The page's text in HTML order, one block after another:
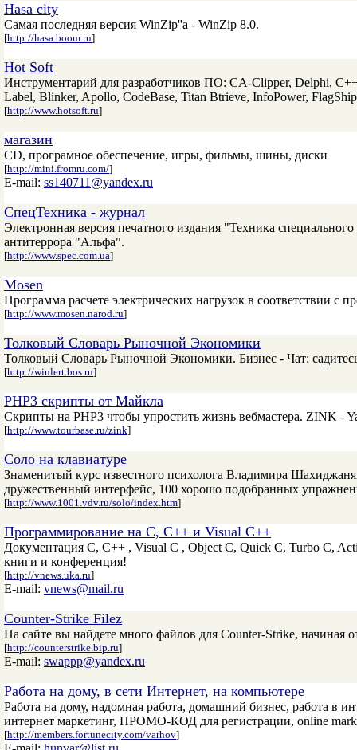
Hasa city
Самая последняя версия WinZip''a - WinZip 8.0.
[http://hasa.boom.ru]
Hot Soft
Инструментарий для разработчиков ПО: CA-Clipper, Delphi,
Label, Blinker, Apollo, CodeBase, Titan Btrieve, InfoPower,
[http://www.hotsoft.ru]
магазин
CD, програмное обеспечение, игры, фильмы, шины, диски
[http://mini.fromru.com/]
E-mail: ss140711@yandex.ru
СпецТехника - журнал
Электронная версия печатного издания "Техника
антитеррора "Альфа".
[http://www.spec.com.ua]
Mosen
Программа расчете электрических нагрузок в соответствии с
[http://www.mosen.narod.ru]
Толковый Словарь Рыночной Экономики
Толковый Словарь Рыночной Экономики. Бизнес - Чат:
[http://winlert.bos.ru]
PHP3 скрипты от Майкла
Скрипты на PHP3 чтобы упростить жизнь вебмастера. ZINK -
[http://www.tourbase.ru/zink]
Соло на клавиатуре
Знаменитый курс известного психолога Владимира
дружественный интерфейс, 100 хорошо подобранных
[http://www.1001.vdv.ru/solo/index.htm]
Программирование на С, С++ и Visual C++
Документация C, C++ , Visual C , Object C, Quick C, Turbo C,
книги и конференция!
[http://vnews.uka.ru]
E-mail: vnews@mail.ru
Counter-Strike Filez
На сайте вы найдете много файлов для Counter-Strike, начиная
[http://counterstrike.bip.ru]
E-mail: swappp@yandex.ru
Работа на дому, в сети Интернет, на компьютере
Работа на дому, надомная работа, домашний бизнес, работа в
интернет маркетинг, ПРОМО-КОД для регистрации, online
[http://members.fortunecity.com/varhov]